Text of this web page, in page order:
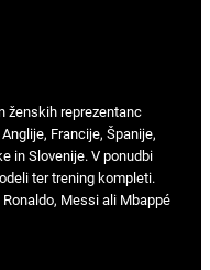
ženskih reprezentanc
Francije, Španije,
in Slovenije. V ponudbi
ter trening kompleti.
Messi ali Mbappé